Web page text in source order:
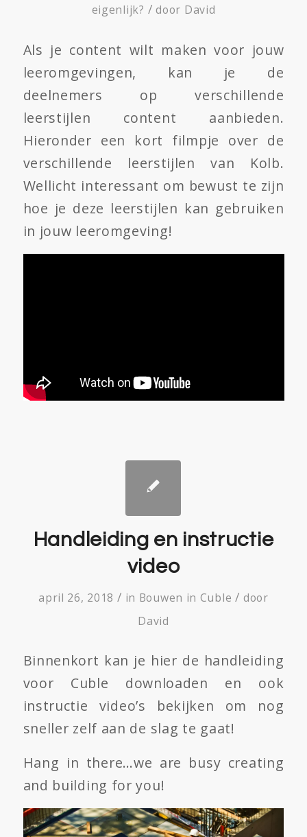
eigenlijk? / door David
Als je content wilt maken voor jouw
leeromgevingen, kan je de
deelnemers op verschillende
leerstijlen content aanbieden.
Hieronder een kort filmpje over de
verschillende leerstijlen van Kolb.
Wellicht interessant om bewust te zijn
hoe je deze leerstijlen kan gebruiken
in jouw leeromgeving!
Handleiding en instructie
video
april 26, 2018 / in Bouwen in Cuble / door
David
Binnenkort kan je hier de handleiding
voor Cuble downloaden en ook
instructie video’s bekijken om nog
sneller zelf aan de slag te gaat!
Hang in there…we are busy creating
and building for you!